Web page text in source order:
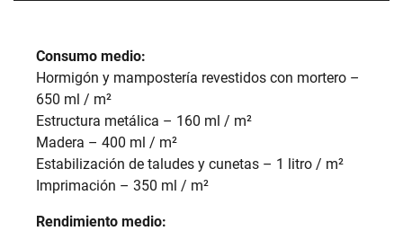
Consumo medio:
Hormigón y mampostería revestidos con mortero –
650 ml / m²
Estructura metálica – 160 ml / m²
Madera – 400 ml / m²
Estabilización de taludes y cunetas – 1 litro / m²
Imprimación – 350 ml / m²
Rendimiento medio: